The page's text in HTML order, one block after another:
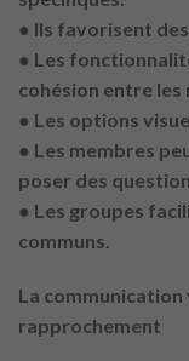
● Ils favorisent
● Les
cohésion entre les
● Les options
● Les membres
poser des
● Les groupes
communs.
La
rapprochement